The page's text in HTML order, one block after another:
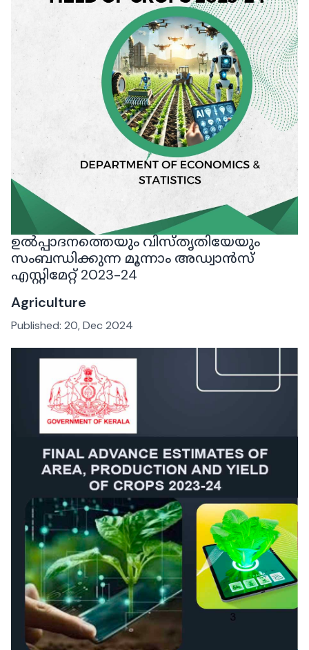
ഉൽപ്പാദനത്തെയും വിസ്തൃതിയേയും
സംബന്ധിക്കുന്ന മൂന്നാം അഡ്വാൻസ്
എസ്റ്റിമേറ്റ് 2023-24
Agriculture
Published: 20, Dec 2024